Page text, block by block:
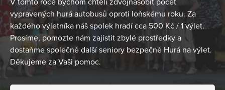
vypravených hurá autobusů oproti loňskému roku. Za
každého výletníka náš spolek hradí cca 500 Kč / 1 výlet.
Prosíme, pomozte nám zajistit zbylé prostředky a
dostaňme společně další seniory bezpečně Hurá na výlet.
Děkujeme za Vaši pomoc.